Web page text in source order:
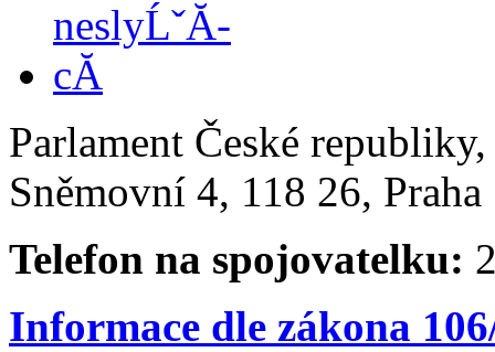
Parlament České
Sněmovní 4, 118 26,
Telefon na spojovatelku:
Informace dle zákona